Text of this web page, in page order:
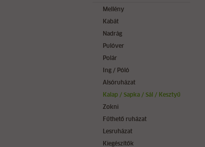
Mellény
Kabát
Nadrág
Pulóver
Polár
Ing / Póló
Alsóruházat
Kalap / Sapka / Sál / Kesztyű
Zokni
Fűthető ruházat
Lesruházat
Kiegészítők